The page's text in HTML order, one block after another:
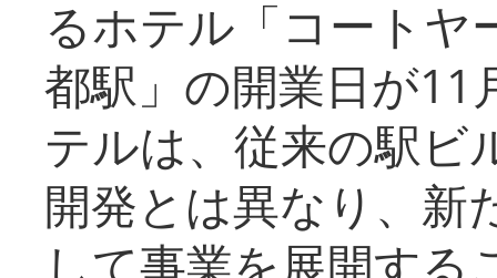
るホテル「コートヤ
都駅」の開業日が11
テルは、従来の駅ビ
開発とは異なり、新
して事業を展開する